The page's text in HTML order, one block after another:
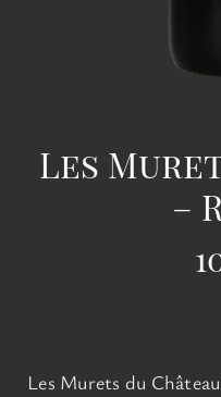
Les
–
Les Murets du